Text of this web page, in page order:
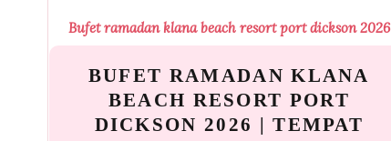
Bufet ramadan klana beach resort port dickson 2026
BUFET RAMADAN KLANA
BEACH RESORT PORT
DICKSON 2026 | TEMPAT